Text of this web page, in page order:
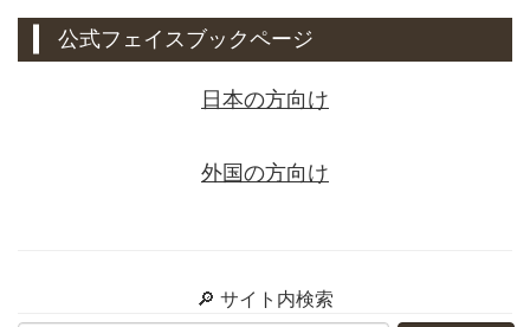
公式フェイスブックページ
日本の方向け
外国の方向け
🔎 サイト内検索